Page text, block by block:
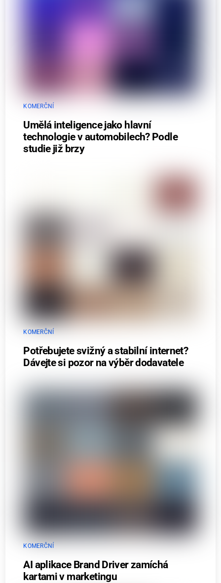
KOMERČNÍ
Umělá inteligence jako hlavní
technologie v automobilech? Podle
studie již brzy
KOMERČNÍ
Potřebujete svižný a stabilní internet?
Dávejte si pozor na výběr dodavatele
KOMERČNÍ
AI aplikace Brand Driver zamíchá
kartami v marketingu